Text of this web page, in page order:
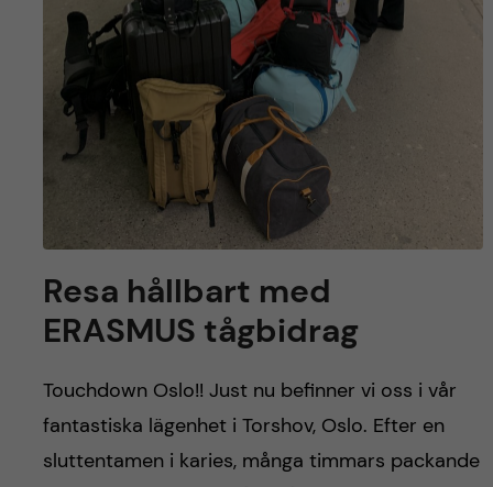
Resa hållbart med
ERASMUS tågbidrag
Touchdown Oslo!! Just nu befinner vi oss i vår
fantastiska lägenhet i Torshov, Oslo. Efter en
sluttentamen i karies, många timmars packande